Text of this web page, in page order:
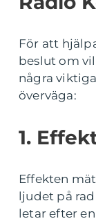
För att
beslut om
några
överväga:
1.
Effekten
ljudet på
letar efter